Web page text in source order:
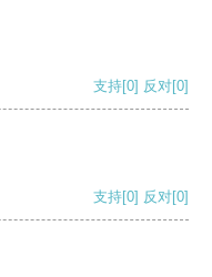
支持[0] 反对[0]
支持[0] 反对[0]